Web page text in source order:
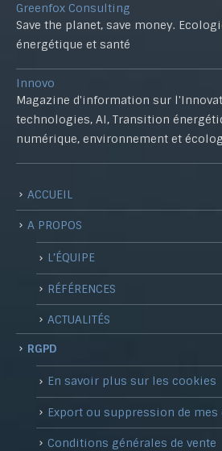
Greenfox Consulting
Save the planet, save money.
énergétique et santé
Innovo
Magazine d'information sur
technologies, AI, Transition
numérique, environnement et
ACCUEIL
A PROPOS
L’ÉQUIPE
RÉFÉRENCES
ACTUALITÉS
RGPD
En savoir plus sur les cookies
Export ou suppression de mes
Conditions générales de vente